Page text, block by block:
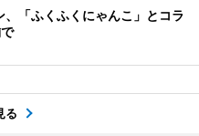
、「ふくふくにゃんこ」とコラ
る